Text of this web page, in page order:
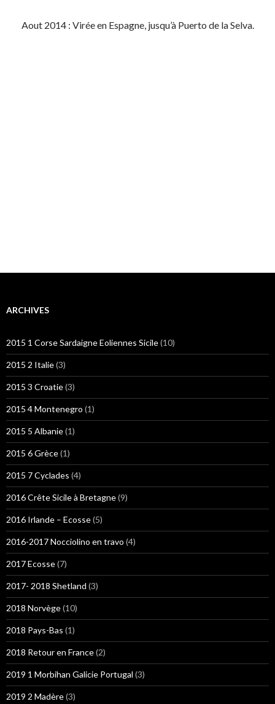
Aout 2014 : Virée en Espagne, jusqu’à Puerto de la Selva.
ARCHIVES
2015 1 Corse Sardaigne Eoliennes Sicile(10)
2015 2 Italie(3)
2015 3 Croatie(3)
2015 4 Montenegro (1)
2015 5 Albanie(1)
2015 6 Grèce(1)
2015 7 Cyclades (4)
2016 Crête Sicile à Bretagne(9)
2016 Irlande – Ecosse(5)
2016-2017 Nocciolino en travo (4)
2017 Ecosse(7)
2017- 2018 Shetland (3)
2018 Norvège(10)
2018 Pays-Bas (1)
2018 Retour en France(2)
2019 1 Morbihan Galicie Portugal (3)
2019 2 Madère(3)